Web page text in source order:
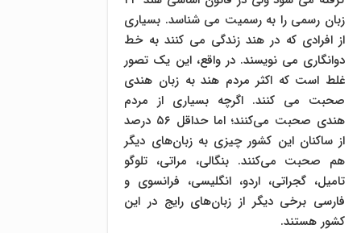
زبان رسمی را به رسمیت می شناسد. بسیاری
از افرادی که در هند زندگی می کنند به خط
دوانگاری می نویسند. در واقع، این یک تصور
غلط است که اکثر مردم هند به زبان هندی
صحبت می کنند. اگرچه بسیاری از مردم
هندی صحبت می‌کنند؛ اما حداقل ۵۶ درصد
از ساکنان این کشور چیزی به زبان‌های دیگر
هم صحبت می‌کنند. بنگالی، مراتی، تلوگو
تامیل، گجراتی، اردو، انگلیسی، فرانسوی و
فارسی برخی دیگر از زبان‌های رایج در این
کشور هستند.